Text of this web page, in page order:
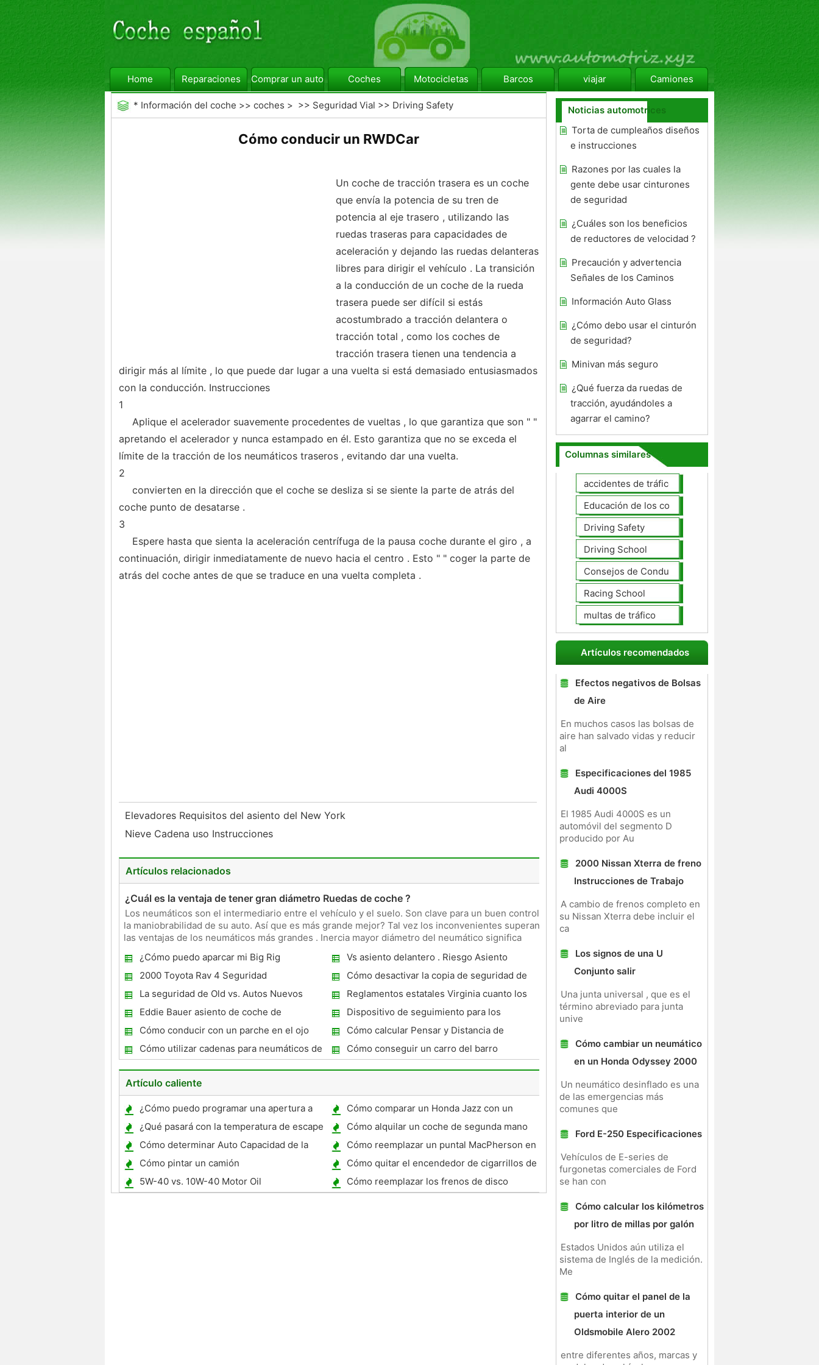
Home Reparaciones Comprar un automóvil Coches Motocicletas Barcos viajar Camiones
* Información del coche >> coches > >> Seguridad Vial >> Driving Safety
Cómo conducir un RWDCar
Un coche de tracción trasera es un coche
que envía la potencia de su tren de
potencia al eje trasero , utilizando las
ruedas traseras para capacidades de
aceleración y dejando las ruedas delanteras
libres para dirigir el vehículo . La transición
a la conducción de un coche de la rueda
trasera puede ser difícil si estás
acostumbrado a tracción delantera o
tracción total , como los coches de
tracción trasera tienen una tendencia a
dirigir más al límite , lo que puede dar lugar a una vuelta si está demasiado entusiasmados
con la conducción. Instrucciones
1
Aplique el acelerador suavemente procedentes de vueltas , lo que garantiza que son " "
apretando el acelerador y nunca estampado en él. Esto garantiza que no se exceda el
límite de la tracción de los neumáticos traseros , evitando dar una vuelta.
2
convierten en la dirección que el coche se desliza si se siente la parte de atrás del
coche punto de desatarse .
3
Espere hasta que sienta la aceleración centrífuga de la pausa coche durante el giro , a
continuación, dirigir inmediatamente de nuevo hacia el centro . Esto " " coger la parte de
atrás del coche antes de que se traduce en una vuelta completa .
Elevadores Requisitos del asiento del New York
Nieve Cadena uso Instrucciones
Artículos relacionados
¿Cuál es la ventaja de tener gran diámetro Ruedas de coche ?
Los neumáticos son el intermediario entre el vehículo y el suelo. Son clave para un buen control y
la maniobrabilidad de su auto. Así que es más grande mejor? Tal vez los inconvenientes superan a
las ventajas de los neumáticos más grandes . Inercia mayor diámetro del neumático significa
¿Cómo puedo aparcar mi Big Rig
Vs asiento delantero . Riesgo Asiento
trasero
2000 Toyota Rav 4 Seguridad
Cómo desactivar la copia de seguridad de
advertencia en un Ford Taurus
La seguridad de Old vs. Autos Nuevos
Reglamentos estatales Virginia cuanto los
carros de emergencia
Eddie Bauer asiento de coche de
Instrucciones
Dispositivo de seguimiento para los
conductores adolescentes
Cómo conducir con un parche en el ojo
Cómo calcular Pensar y Distancia de
frenado
Cómo utilizar cadenas para neumáticos de
emergencia
Cómo conseguir un carro del barro
Artículo caliente
¿Cómo puedo programar una apertura a
distancia para un Chevrolet Malibu 2006 ?
Cómo comparar un Honda Jazz con un
Toyota Verso
¿Qué pasará con la temperatura de escape
si el diesel está en funcionamiento Rich ?
Cómo alquilar un coche de segunda mano
Cómo determinar Auto Capacidad de la
batería
Cómo reemplazar un puntal MacPherson en
2001 SATURN L200
Cómo pintar un camión
Cómo quitar el encendedor de cigarrillos de
un Corolla CE 2008
5W-40 vs. 10W-40 Motor Oil
Cómo reemplazar los frenos de disco
traseros
Noticias automotrices
Torta de cumpleaños diseños
e instrucciones
Razones por las cuales la
gente debe usar cinturones
de seguridad
¿Cuáles son los beneficios
de reductores de velocidad ?
Precaución y advertencia
Señales de los Caminos
Información Auto Glass
¿Cómo debo usar el cinturón
de seguridad?
Minivan más seguro
¿Qué fuerza da ruedas de
tracción, ayudándoles a
agarrar el camino?
Columnas similares
accidentes de tráfico
Educación de los conductores
Driving Safety
Driving School
Consejos de Conducción
Racing School
multas de tráfico
Artículos recomendados
Efectos negativos de Bolsas
de Aire
En muchos casos las bolsas de
aire han salvado vidas y reducir
al
Especificaciones del 1985
Audi 4000S
El 1985 Audi 4000S es un
automóvil del segmento D
producido por Au
2000 Nissan Xterra de freno
Instrucciones de Trabajo
A cambio de frenos completo en
su Nissan Xterra debe incluir el
ca
Los signos de una U
Conjunto salir
Una junta universal , que es el
término abreviado para junta
unive
Cómo cambiar un neumático
en un Honda Odyssey 2000
Un neumático desinflado es una
de las emergencias más
comunes que
Ford E-250 Especificaciones
Vehículos de E-series de
furgonetas comerciales de Ford
se han con
Cómo calcular los kilómetros
por litro de millas por galón
Estados Unidos aún utiliza el
sistema de Inglés de la medición.
Me
Cómo quitar el panel de la
puerta interior de un
Oldsmobile Alero 2002
entre diferentes años, marcas y